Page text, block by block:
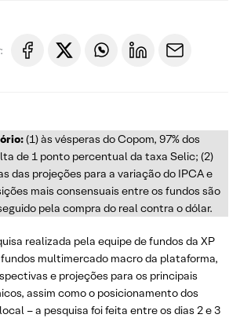
(1) às vésperas do Copom, 97% dos
de 1 ponto percentual da taxa Selic; (2)
das projeções para a variação do IPCA e
mais consensuais entre os fundos são
pela compra do real contra o dólar.
realizada pela equipe de fundos da XP
multimercado macro da plataforma,
e projeções para os principais
assim como o posicionamento dos
– a pesquisa foi feita entre os dias 2 e 3